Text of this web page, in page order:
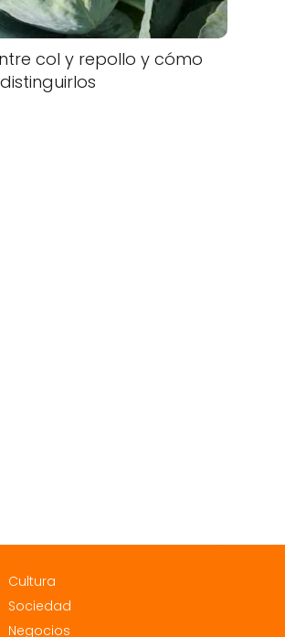
col y repollo y cómo
distinguirlos
Cultura
Sociedad
Negocios